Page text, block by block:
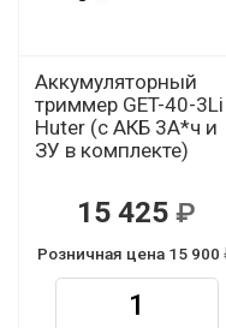
Аккумуляторный
триммер GET-40-3Li
Huter (с АКБ 3А*ч и
ЗУ в комплекте)
15 425
Розничная цена 15 900